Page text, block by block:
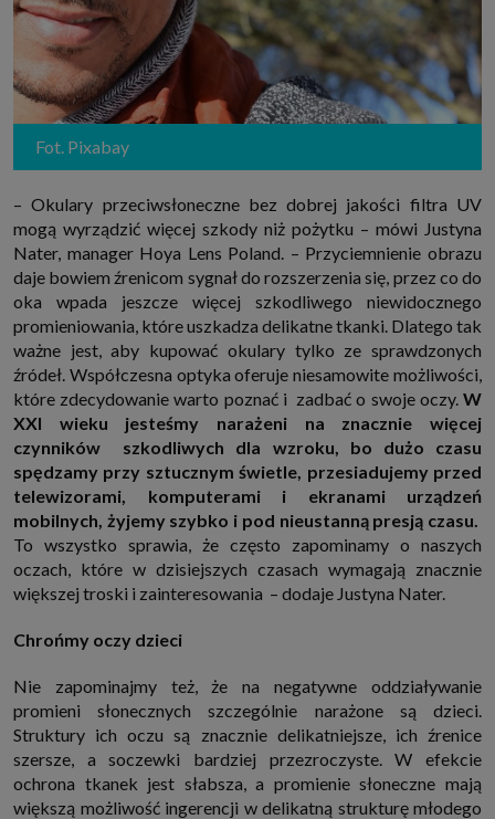
Fot. Pixabay
– Okulary przeciwsłoneczne bez dobrej jakości filtra UV
mogą wyrządzić więcej szkody niż pożytku – mówi Justyna
Nater, manager Hoya Lens Poland. – Przyciemnienie obrazu
daje bowiem źrenicom sygnał do rozszerzenia się, przez co do
oka wpada jeszcze więcej szkodliwego niewidocznego
promieniowania, które uszkadza delikatne tkanki. Dlatego tak
ważne jest, aby kupować okulary tylko ze sprawdzonych
źródeł. Współczesna optyka oferuje niesamowite możliwości,
które zdecydowanie warto poznać i zadbać o swoje oczy. W
XXI wieku jesteśmy narażeni na znacznie więcej
czynników szkodliwych dla wzroku, bo dużo czasu
spędzamy przy sztucznym świetle, przesiadujemy przed
telewizorami, komputerami i ekranami urządzeń
mobilnych, żyjemy szybko i pod nieustanną presją czasu.
To wszystko sprawia, że często zapominamy o naszych
oczach, które w dzisiejszych czasach wymagają znacznie
większej troski i zainteresowania – dodaje Justyna Nater.
Chrońmy oczy dzieci
Nie zapominajmy też, że na negatywne oddziaływanie
promieni słonecznych szczególnie narażone są dzieci.
Struktury ich oczu są znacznie delikatniejsze, ich źrenice
szersze, a soczewki bardziej przezroczyste. W efekcie
ochrona tkanek jest słabsza, a promienie słoneczne mają
większą możliwość ingerencji w delikatną strukturę młodego